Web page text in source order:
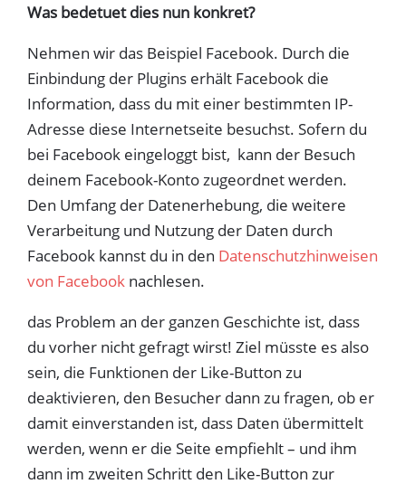
Was bedetuet dies nun konkret?
Nehmen wir das Beispiel Facebook. Durch die
Einbindung der Plugins erhält Facebook die
Information, dass du mit einer bestimmten IP-
Adresse diese Internetseite besuchst. Sofern du
bei Facebook eingeloggt bist, kann der Besuch
deinem Facebook-Konto zugeordnet werden.
Den Umfang der Datenerhebung, die weitere
Verarbeitung und Nutzung der Daten durch
Facebook kannst du in den Datenschutzhinweisen
von Facebook nachlesen.
das Problem an der ganzen Geschichte ist, dass
du vorher nicht gefragt wirst! Ziel müsste es also
sein, die Funktionen der Like-Button zu
deaktivieren, den Besucher dann zu fragen, ob er
damit einverstanden ist, dass Daten übermittelt
werden, wenn er die Seite empfiehlt – und ihm
dann im zweiten Schritt den Like-Button zur